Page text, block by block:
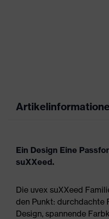
Ein Design Eine
suXXeed.
Die uvex suXXeed
den Punkt:
Design, spannende